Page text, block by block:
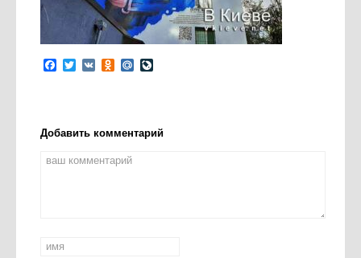
Facebook
Twitter
VK Odnoklassniki
Mail.Ru
Добавить комментарий